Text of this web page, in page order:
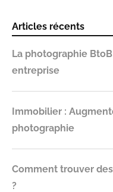
Articles récents
La photographie
entreprise
Immobilier :
photographie
Comment trouver
?